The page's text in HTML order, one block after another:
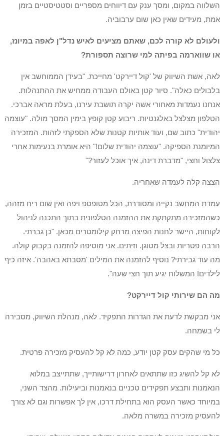
השלווה במקום, ומסך ענק עם דיווחים מספריים וסטטיסטיים בזמן
אמת, מעידים שאין כאן שום ערבוביה.
ולעולם לא קורה לכם, שאתם מציעים לאיש נדל"ן לאפה במיונז,
או שווארמה בפיתה למי שרוצה תספורת?
לאה, אשת השיווק של 'קול דיירקט' מחייכת. "בעידן הממוחשב אין
בלבולים כאלה". סיור קטן באולם העבודה ממחיש את ההתנהלות.
אנחנו נעמדות מאחורי אשה יקרה תושבת עירנו, בעלת מראה אברכי.
הטלפון מצלצל באלגנטיות. ריבוע קטן קופץ בימין המסך מולה. "עוצמה
יהודית" כתוב שם, ועוד אותיות קטנות שלא הספקתי לזהות. המזכירה
המיומנת הספיקה. "עוצמה יהודית שלום!" היא אומרת בנעימות אחרי
צלצול וחצי, "מדברת דינה, איך אוכל לעזור?"
הצצה קלה לעמדה שאחריה.
עמדת המחשב נקייה ומסודרת, הכל מטופטפ ויפה ואין שום ריח מזהה,
כשהמזכירה מתקתקת את ההזמנה הטלפונית בתוך התכנה לניהול
לקוחות, היישר לחנות הפיצה מרחק קילומטרים מכאן. "כן גברתי.
הרבה פטריות ובצל מטוגן. וזיתים. אני מוסיפה להזמנה בקבוק קולה.
מה עוד גבירתי? נוסיף להזמנה את המילים 'מסבתא באהבה'. איזה כיף
לילדים! המשלוח יגיע תוך חצי שעה".
מה הם שירותי קול דיירקט?
אני מבקשת לדעת את הגדרות התפקיד. לאה, מנהלת השיווק, מסבירה
לי בשמחה.
כל מי שהקים עסק קטן יודע, כמה לא קל להעסיק מזכירה פרטית.
לא קל להשיג כזו שתתאים לאחרון דרישותייך, שתתייצב במלוא
הנאמנות ותבצע תפקידים טכניים בנאמנות וביעילות. מהצד השני,
במיוחד כאשר העסק הוא בתחילת דרכו, אין לך אפשרות וגם לא צורך
להעסיק מזכירה במשרה מלאה.